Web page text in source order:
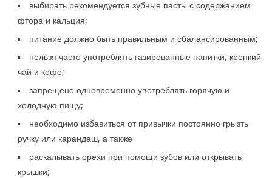
выбирать рекомендуется зубные пасты с содержанием
фтора и кальция;
питание должно быть правильным и сбалансированным;
нельзя часто употреблять газированные напитки, крепкий
чай и кофе;
запрещено одновременно употреблять горячую и
холодную пищу;
необходимо избавиться от привычки постоянно грызть
ручку или карандаш, а также
раскалывать орехи при помощи зубов или открывать
крышки;